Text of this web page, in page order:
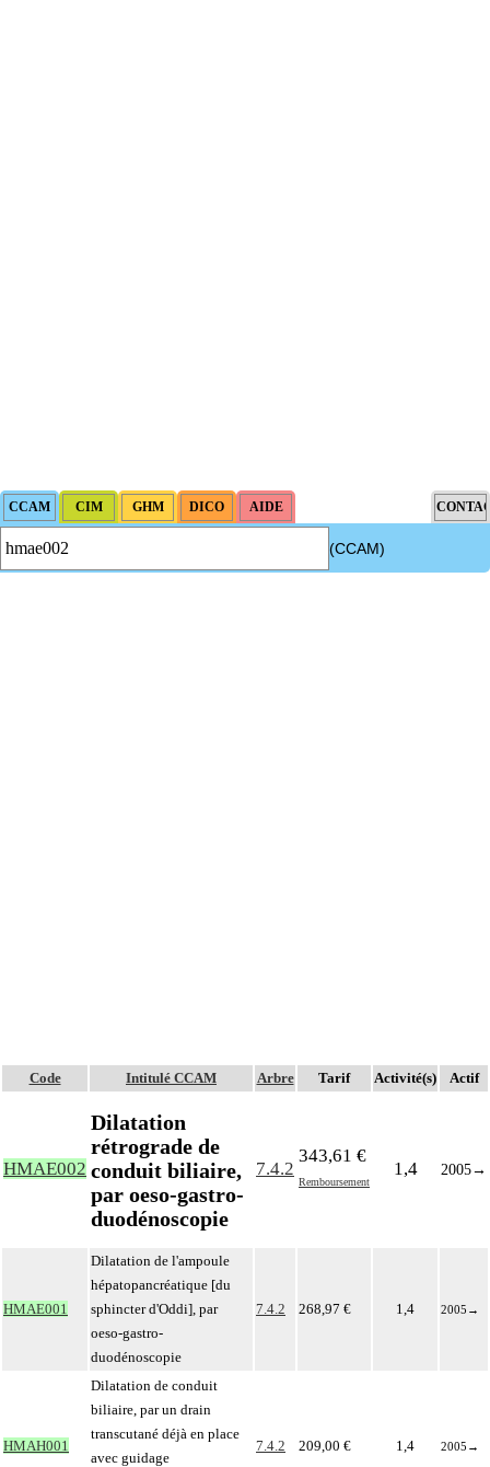
(CCAM)
Code Intitulé CCAM Arbre Tarif Activité(s) Actif
HMAE002
Dilatation
rétrograde de
conduit biliaire,
par oeso-gastro-
duodénoscopie
7.4.2
343,61 €
Remboursement
1,4 2005→
HMAE001
Dilatation de l'ampoule
hépatopancréatique [du
sphincter d'Oddi], par
oeso-gastro-
duodénoscopie
7.4.2 268,97 € 1,4 2005 →
HMAH001
Dilatation de conduit
biliaire, par un drain
transcutané déjà en place
avec guidage
7.4.2 209,00 € 1,4 2005 →